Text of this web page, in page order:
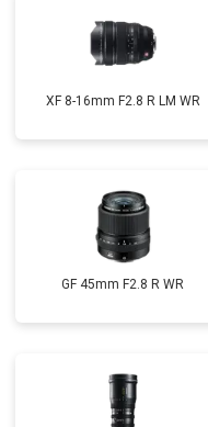
XF 8-16mm F2.8 R LM WR
GF 45mm F2.8 R WR